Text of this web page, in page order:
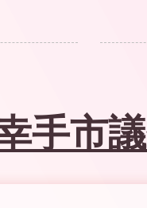
手市